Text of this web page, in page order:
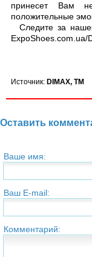
принесет Вам
положительные
Следите за
ExpoShoes.com.ua/
Источник: DIMAX, TM
Оставить
Ваше имя:
Ваш E-mail:
Комментарий: